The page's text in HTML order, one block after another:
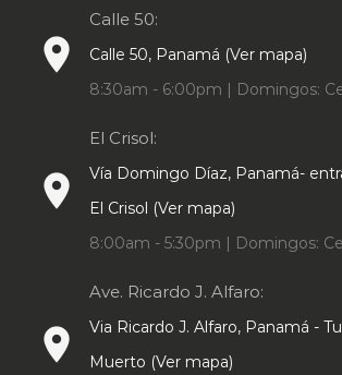
place
Calle 50:
Calle 50, Panamá (Ver mapa)
8:30am - 6:00pm | Domingos:
place
El Crisol:
Vía Domingo Díaz, Panamá-
El Crisol (Ver mapa)
8:00am - 5:30pm | Domingos:
place
Ave. Ricardo J. Alfaro:
Via Ricardo J. Alfaro, Panamá -
Muerto (Ver mapa)